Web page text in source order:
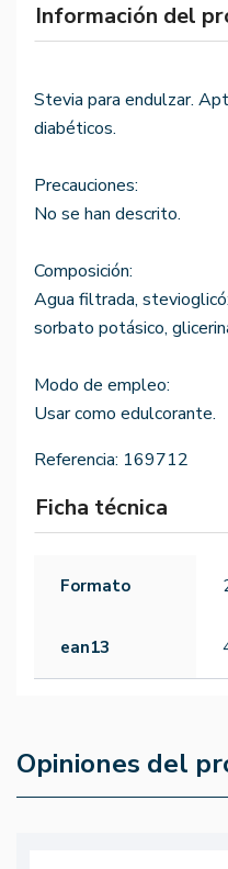
Información del
Stevia para endulzar.
diabéticos.
Precauciones:
No se han descrito.
Composición:
Agua filtrada,
sorbato potásico,
Modo de empleo:
Usar como edulcorante.
Referencia: 169712
Ficha técnica
Formato
ean13
Opiniones del